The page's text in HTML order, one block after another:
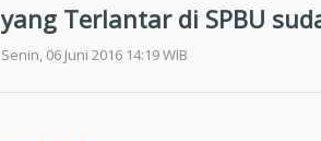
yang Terlantar di SPBU
Senin, 06 Juni 2016 14:19 WIB